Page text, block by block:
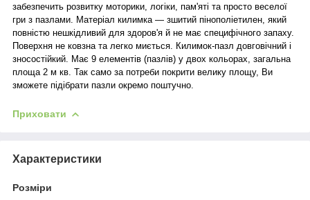
забезпечить розвитку моторики, логіки, пам'яті та просто веселої
гри з пазлами. Матеріал килимка — зшитий пінополіетилен, який
повністю нешкідливий для здоров'я й не має специфічного запаху.
Поверхня не ковзна та легко миється. Килимок-пазл довговічний і
зносостійкий. Має 9 елементів (пазлів) у двох кольорах, загальна
площа 2 м кв. Так само за потреби покрити велику площу, Ви
зможете підібрати пазли окремо поштучно.
Приховати
Характеристики
Розміри